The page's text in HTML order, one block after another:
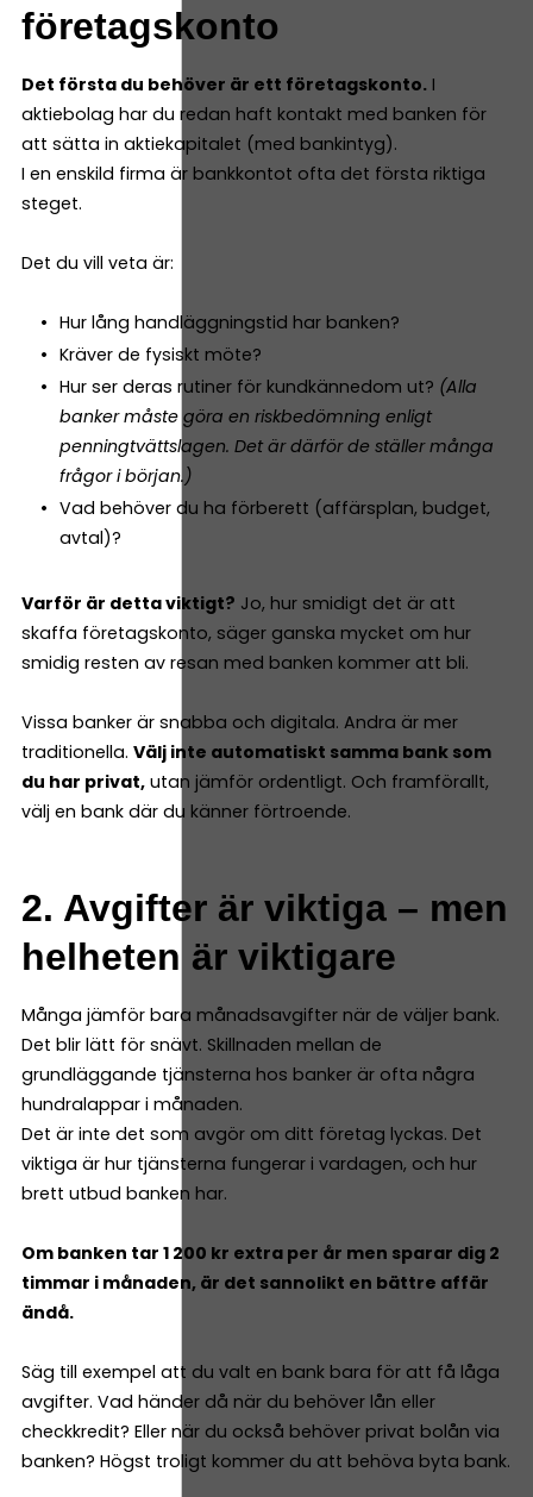
företagskonto
Det första du behöver är ett företagskonto. I
aktiebolag har du redan haft kontakt med banken för
att sätta in aktiekapitalet (med bankintyg).
I en enskild firma är bankkontot ofta det första riktiga
steget.
Det du vill veta är:
Hur lång handläggningstid har banken?
Kräver de fysiskt möte?
Hur ser deras rutiner för kundkännedom ut? (Alla
banker måste göra en riskbedömning enligt
penningtvättslagen. Det är därför de ställer många
frågor i början.)
Vad behöver du ha förberett (affärsplan, budget,
avtal)?
Varför är detta viktigt? Jo, hur smidigt det är att
skaffa företagskonto, säger ganska mycket om hur
smidig resten av resan med banken kommer att bli.
Vissa banker är snabba och digitala. Andra är mer
traditionella. Välj inte automatiskt samma bank som
du har privat, utan jämför ordentligt. Och framförallt,
välj en bank där du känner förtroende.
2. Avgifter är viktiga – men
helheten är viktigare
Många jämför bara månadsavgifter när de väljer bank.
Det blir lätt för snävt. Skillnaden mellan de
grundläggande tjänsterna hos banker är ofta några
hundralappar i månaden.
Det är inte det som avgör om ditt företag lyckas. Det
viktiga är hur tjänsterna fungerar i vardagen, och hur
brett utbud banken har.
Om banken tar 1 200 kr extra per år men sparar dig 2
timmar i månaden, är det sannolikt en bättre affär
ändå.
Säg till exempel att du valt en bank bara för att få låga
avgifter. Vad händer då när du behöver lån eller
checkkredit? Eller när du också behöver privat bolån via
banken? Högst troligt kommer du att behöva byta bank.